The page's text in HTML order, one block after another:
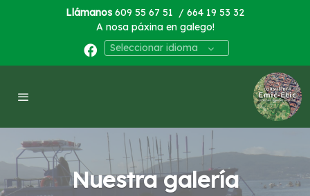
Llámanos 609 55 67 51 / 664 19 53 32
A nosa páxina en galego!
Seleccionar idioma
Nuestra galería